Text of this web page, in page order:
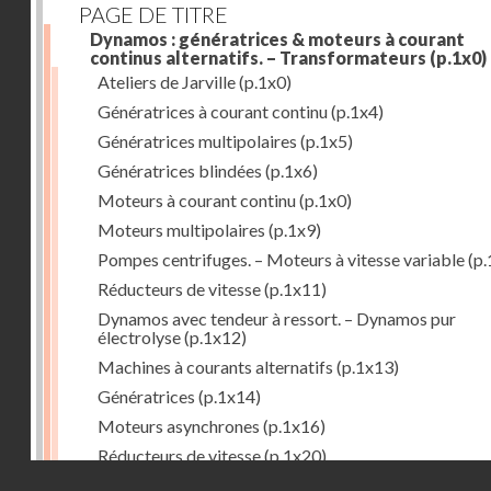
PAGE DE TITRE
Dynamos : génératrices & moteurs à courant
continus alternatifs. – Transformateurs (p.1x0)
Ateliers de Jarville(p.1x0)
Génératrices à courant continu(p.1x4)
Génératrices multipolaires (p.1x5)
Génératrices blindées (p.1x6)
Moteurs à courant continu(p.1x0)
Moteurs multipolaires (p.1x9)
Pompes centrifuges. – Moteurs à vitesse variable
Réducteurs de vitesse(p.1x11)
Dynamos avec tendeur à ressort. – Dynamos pur
électrolyse(p.1x12)
Machines à courants alternatifs (p.1x13)
Génératrices (p.1x14)
Moteurs asynchrones (p.1x16)
Réducteurs de vitesse(p.1x20)